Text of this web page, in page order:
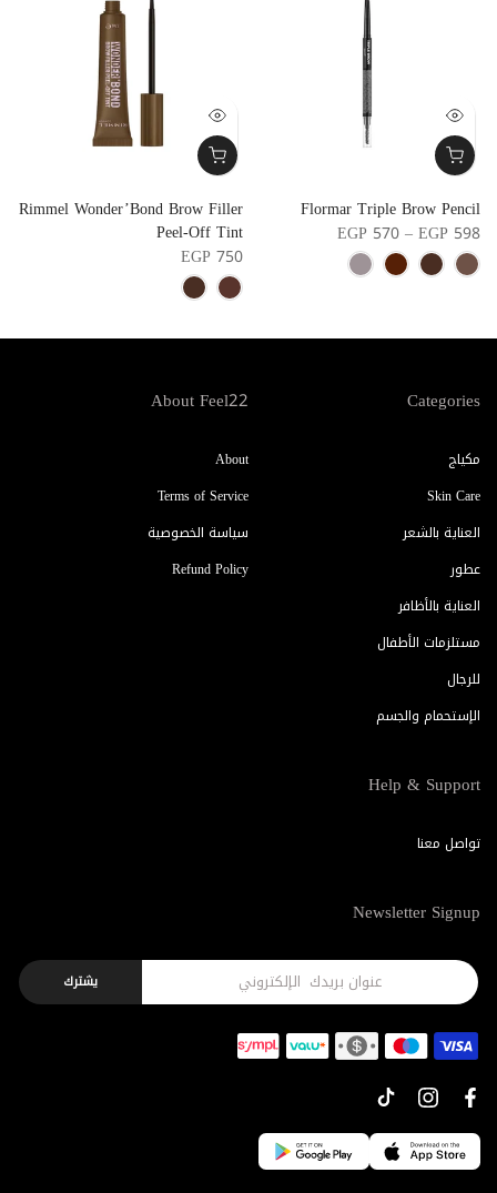
Rimmel Wonder’Bond Brow Filler
Peel-Off Tint
EGP 750
Flormar Triple Brow Pencil
EGP 570 – EGP 598
Categories
مكياج
Skin Care
العناية بالشعر
عطور
العناية بالأظافر
مستلزمات الأطفال
للرجال
الإستحمام والجسم
About Feel22
About
Terms of Service
سياسة الخصوصية
Refund Policy
Help & Support
تواصل معنا
Newsletter Signup
يشترك